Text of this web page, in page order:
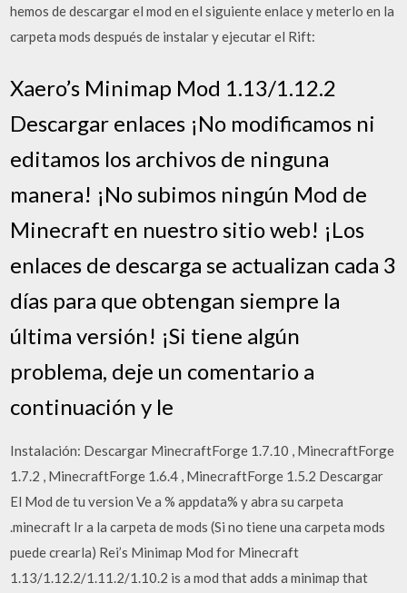
hemos de descargar el mod en el siguiente enlace y meterlo en la
carpeta mods después de instalar y ejecutar el Rift:
Xaero’s Minimap Mod 1.13/1.12.2
Descargar enlaces ¡No modificamos ni
editamos los archivos de ninguna
manera! ¡No subimos ningún Mod de
Minecraft en nuestro sitio web! ¡Los
enlaces de descarga se actualizan cada 3
días para que obtengan siempre la
última versión! ¡Si tiene algún
problema, deje un comentario a
continuación y le
Instalación: Descargar MinecraftForge 1.7.10 , MinecraftForge
1.7.2 , MinecraftForge 1.6.4 , MinecraftForge 1.5.2 Descargar
El Mod de tu version Ve a % appdata% y abra su carpeta
.minecraft Ir a la carpeta de mods (Si no tiene una carpeta mods
puede crearla) Rei’s Minimap Mod for Minecraft
1.13/1.12.2/1.11.2/1.10.2 is a mod that adds a minimap that